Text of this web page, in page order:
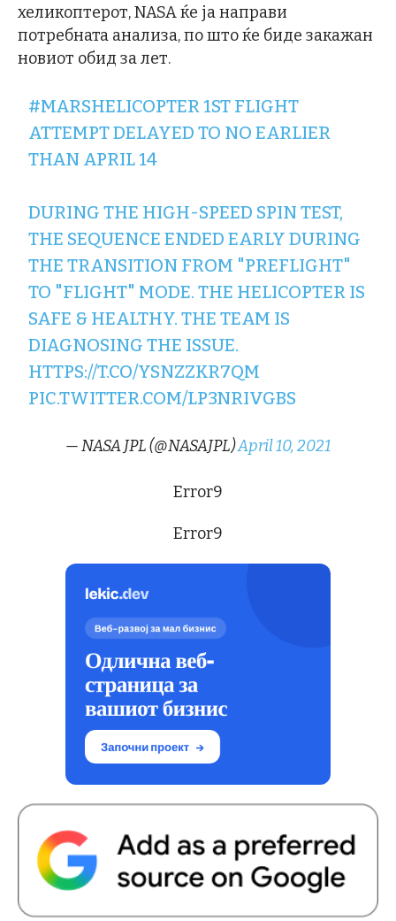
хеликоптерот, NASA ќе ја направи
потребната анализа, по што ќе биде закажан
новиот обид за лет.
#MARSHELICOPTER1ST FLIGHT
ATTEMPT DELAYED TO NO EARLIER
THAN APRIL 14
DURING THE HIGH-SPEED SPIN TEST,
THE SEQUENCE ENDED EARLY DURING
THE TRANSITION FROM "PREFLIGHT"
TO "FLIGHT" MODE. THE HELICOPTER IS
SAFE & HEALTHY. THE TEAM IS
DIAGNOSING THE ISSUE.
HTTPS://T.CO/YSNZZKR7QM
PIC.TWITTER.COM/LP3NRIVGBS
— NASA JPL (@NASAJPL)April 10, 2021
Error9
Error9